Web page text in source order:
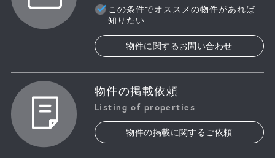
この条件でオススメの物件があれば
知りたい
物件に関するお問い合わせ
物件の掲載依頼
Listing of properties
物件の掲載に関するご依頼